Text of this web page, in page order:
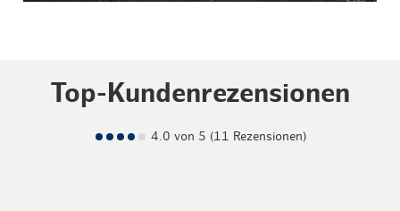
Top-Kundenrezensionen
4.0 von 5 (11 Rezensionen)